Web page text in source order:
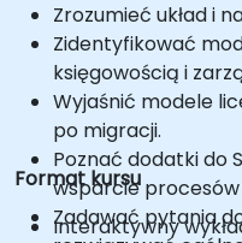
Zrozumieć układ i
Zidentyfikować
księgowością i
Wyjaśnić modele
po migracji.
Poznać dodatki do
wsparcie
Zadawać pytania
Format kursu
Interaktywny